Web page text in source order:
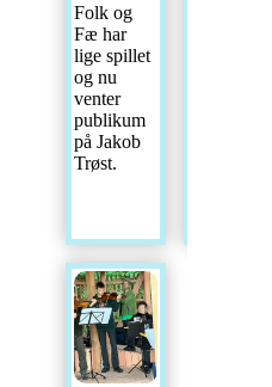
Folk og
Fæ har
lige spillet
og nu
venter
publikum
på Jakob
Trøst.